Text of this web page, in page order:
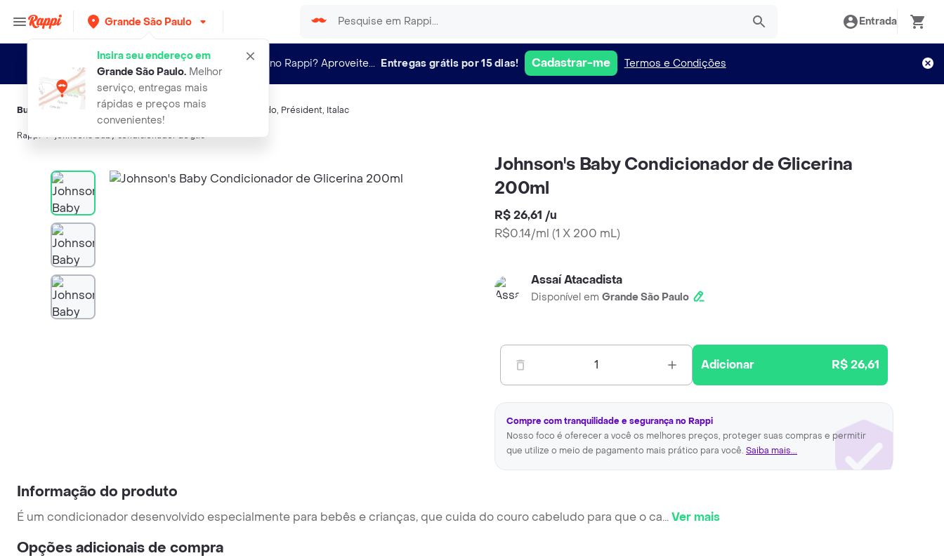
Grande São Paulo
Insira seu endereço em
Grande São Paulo.Melhor
serviço, entregas mais
rápidas e preços mais
convenientes!
Entrada
Novo no Rappi? Aproveite... Entregas grátis por 15 dias! Cadastrar-me Termos e Condições
Buscas relacionadas:Condicionador,Johnsons Baby Granado, Président, Italac
Rappi johnsons baby condicionador de glic
Johnson's Baby Condicionador de Glicerina
200ml
R$ 26,61 /u
R$0.14/ml (1 X 200 mL)
Assaí Atacadista
Disponível em Grande São Paulo
1 Adicionar R$ 26,61
Compre com tranquilidade e segurança no Rappi
Nosso foco é oferecer a você os melhores preços, proteger suas compras e permitir
que utilize o meio de pagamento mais prático para você. Saiba mais...
Informação do produto
É um condicionador desenvolvido especialmente para bebês e crianças, que cuida do couro cabeludo para que o ca...Ver mais
Opções adicionais de compra